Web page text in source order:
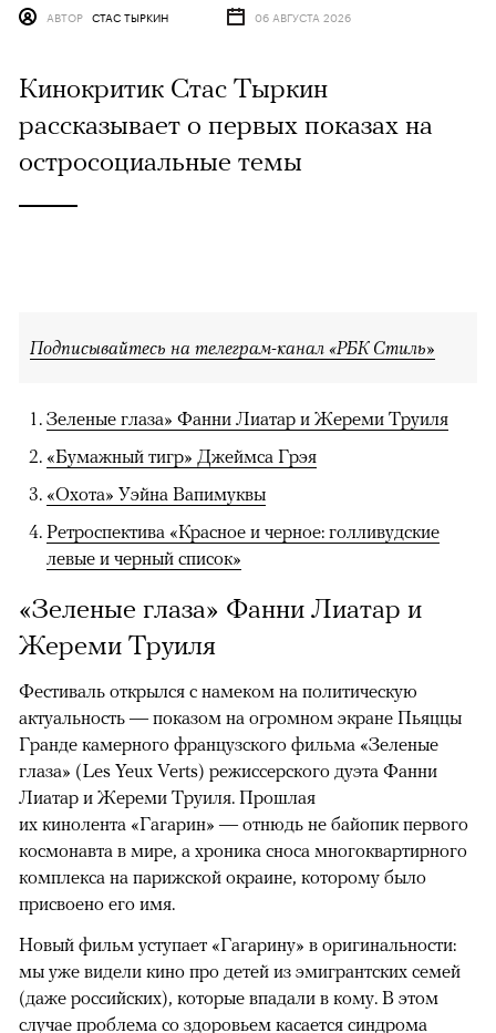
АВТОР СТАС ТЫРКИН 06 АВГУСТА 2026
Кинокритик Стас Тыркин
рассказывает о первых показах на
остросоциальные темы
Подписывайтесь на телеграм-канал «РБК Стиль»
Зеленые глаза» Фанни Лиатар и Жереми Труиля
«Бумажный тигр» Джеймса Грэя
«Охота» Уэйна Вапимуквы
Ретроспектива «Красное и черное: голливудские
левые и черный список»
«Зеленые глаза» Фанни Лиатар и
Жереми Труиля
Фестиваль открылся с намеком на политическую
актуальность — показом на огромном экране Пьяццы
Гранде камерного французского фильма «Зеленые
глаза» (Les Yeux Verts) режиссерского дуэта Фанни
Лиатар и Жереми Труиля. Прошлая
их кинолента «Гагарин» — отнюдь не байопик первого
космонавта в мире, а хроника сноса многоквартирного
комплекса на парижской окраине, которому было
присвоено его имя.
Новый фильм уступает «Гагарину» в оригинальности:
мы уже видели кино про детей из эмигрантских семей
(даже российских), которые впадали в кому. В этом
случае проблема со здоровьем касается синдрома